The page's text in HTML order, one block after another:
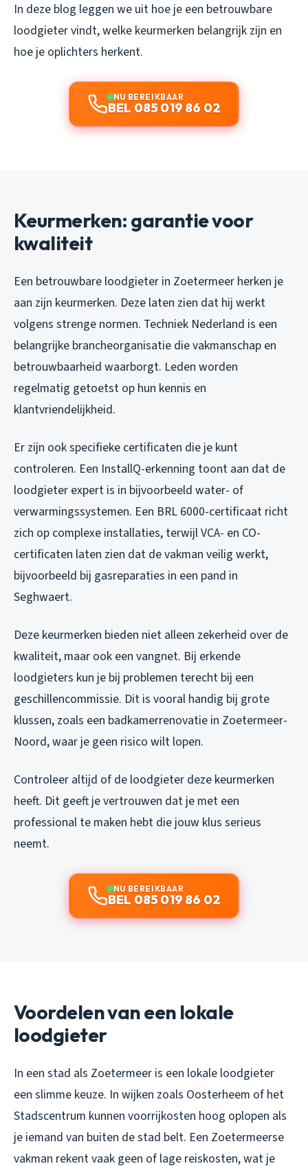
In deze blog leggen we uit hoe je een betrouwbare
loodgieter vindt, welke keurmerken belangrijk zijn en
hoe je oplichters herkent.
NU BEREIKBAAR
BEL 085 019 86 02
Keurmerken: garantie voor
kwaliteit
Een betrouwbare loodgieter in Zoetermeer herken je
aan zijn keurmerken. Deze laten zien dat hij werkt
volgens strenge normen. Techniek Nederland is een
belangrijke brancheorganisatie die vakmanschap en
betrouwbaarheid waarborgt. Leden worden
regelmatig getoetst op hun kennis en
klantvriendelijkheid.
Er zijn ook specifieke certificaten die je kunt
controleren. Een InstallQ-erkenning toont aan dat de
loodgieter expert is in bijvoorbeeld water- of
verwarmingssystemen. Een BRL 6000-certificaat richt
zich op complexe installaties, terwijl VCA- en CO-
certificaten laten zien dat de vakman veilig werkt,
bijvoorbeeld bij gasreparaties in een pand in
Seghwaert.
Deze keurmerken bieden niet alleen zekerheid over de
kwaliteit, maar ook een vangnet. Bij erkende
loodgieters kun je bij problemen terecht bij een
geschillencommissie. Dit is vooral handig bij grote
klussen, zoals een badkamerrenovatie in Zoetermeer-
Noord, waar je geen risico wilt lopen.
Controleer altijd of de loodgieter deze keurmerken
heeft. Dit geeft je vertrouwen dat je met een
professional te maken hebt die jouw klus serieus
neemt.
NU BEREIKBAAR
BEL 085 019 86 02
Voordelen van een lokale
loodgieter
In een stad als Zoetermeer is een lokale loodgieter
een slimme keuze. In wijken zoals Oosterheem of het
Stadscentrum kunnen voorrijkosten hoog oplopen als
je iemand van buiten de stad belt. Een Zoetermeerse
vakman rekent vaak geen of lage reiskosten, wat je